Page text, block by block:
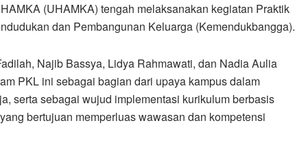
(UHAMKA) tengah melaksanakan kegiatan Praktik
dan Pembangunan Keluarga (Kemendukbangga).
Najib Bassya, Lidya Rahmawati, dan Nadia Aulia
PKL ini sebagai bagian dari upaya kampus dalam
serta sebagai wujud implementasi kurikulum berbasis
bertujuan memperluas wawasan dan kompetensi